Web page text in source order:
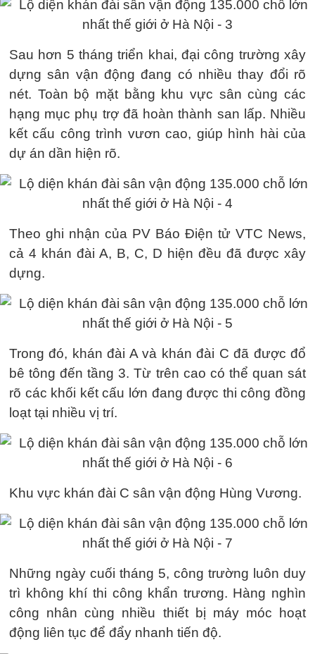
Sau hơn 5 tháng triển khai, đại công trường xây
dựng sân vận động đang có nhiều thay đổi rõ
nét. Toàn bộ mặt bằng khu vực sân cùng các
hạng mục phụ trợ đã hoàn thành san lấp. Nhiều
kết cấu công trình vươn cao, giúp hình hài của
dự án dần hiện rõ.
Theo ghi nhận của PV Báo Điện tử VTC News,
cả 4 khán đài A, B, C, D hiện đều đã được xây
dựng.
Trong đó, khán đài A và khán đài C đã được đổ
bê tông đến tầng 3. Từ trên cao có thể quan sát
rõ các khối kết cấu lớn đang được thi công đồng
loạt tại nhiều vị trí.
Khu vực khán đài C sân vận động Hùng Vương.
Những ngày cuối tháng 5, công trường luôn duy
trì không khí thi công khẩn trương. Hàng nghìn
công nhân cùng nhiều thiết bị máy móc hoạt
động liên tục để đẩy nhanh tiến độ.